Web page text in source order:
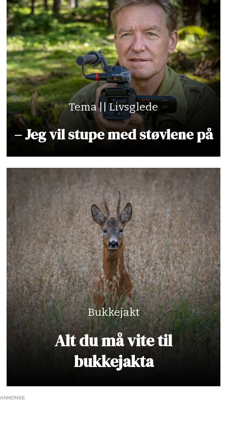
Tema || Livsglede
– Jeg vil stupe med støvlene på
Bukkejakt
Alt du må vite til
bukkejakta
ANNONSE